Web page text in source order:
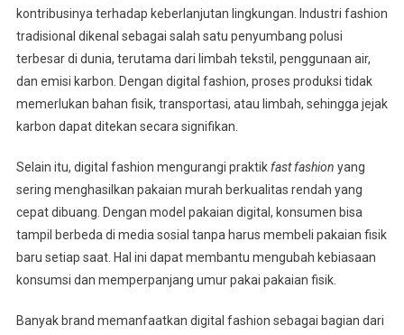
kontribusinya terhadap keberlanjutan lingkungan. Industri fashion
tradisional dikenal sebagai salah satu penyumbang polusi
terbesar di dunia, terutama dari limbah tekstil, penggunaan air,
dan emisi karbon. Dengan digital fashion, proses produksi tidak
memerlukan bahan fisik, transportasi, atau limbah, sehingga jejak
karbon dapat ditekan secara signifikan.
Selain itu, digital fashion mengurangi praktik fast fashion yang
sering menghasilkan pakaian murah berkualitas rendah yang
cepat dibuang. Dengan model pakaian digital, konsumen bisa
tampil berbeda di media sosial tanpa harus membeli pakaian fisik
baru setiap saat. Hal ini dapat membantu mengubah kebiasaan
konsumsi dan memperpanjang umur pakai pakaian fisik.
Banyak brand memanfaatkan digital fashion sebagai bagian dari